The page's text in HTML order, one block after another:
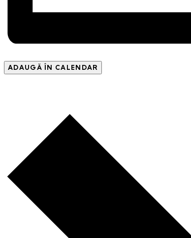
ADAUGĂ ÎN CALENDAR